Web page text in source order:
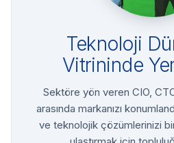
Teknoloji
Vitrininde
Sektöre yön veren CIO,
arasında markanızı
ve teknolojik çözümlerinizi